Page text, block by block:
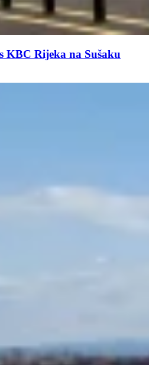
KBC Rijeka na Sušaku